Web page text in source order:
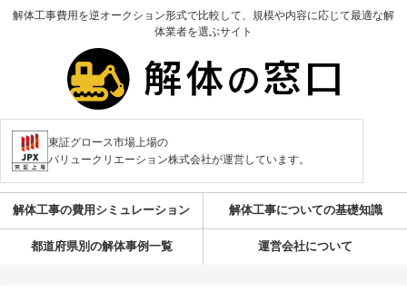
解体工事費用を逆オークション形式で比較して、規模や内容に応じて最適な解
体業者を選ぶサイト
東証グロース市場上場の
バリュークリエーション株式会社が運営しています。
解体工事の費用シミュレーション 解体工事についての基礎知識
都道府県別の解体事例一覧 運営会社について